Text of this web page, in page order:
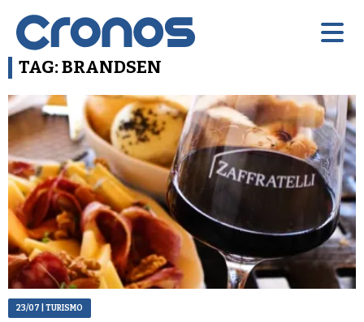
TAG: BRANDSEN
23/07 | TURISMO